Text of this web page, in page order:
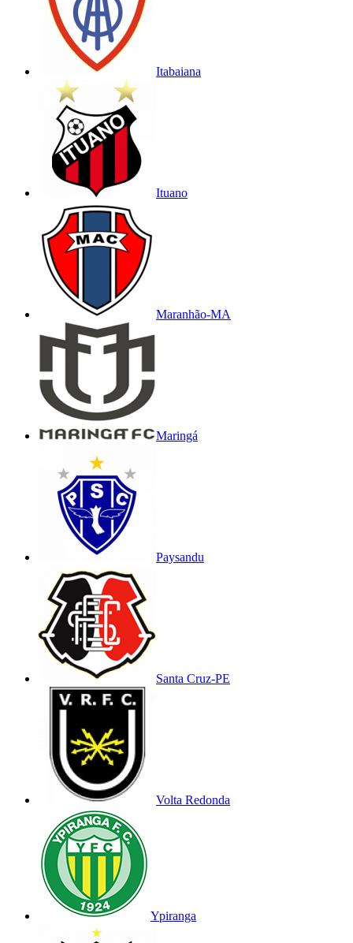
Itabaiana
Ituano
Maranhão-MA
Maringá
Paysandu
Santa Cruz-PE
Volta Redonda
Ypiranga